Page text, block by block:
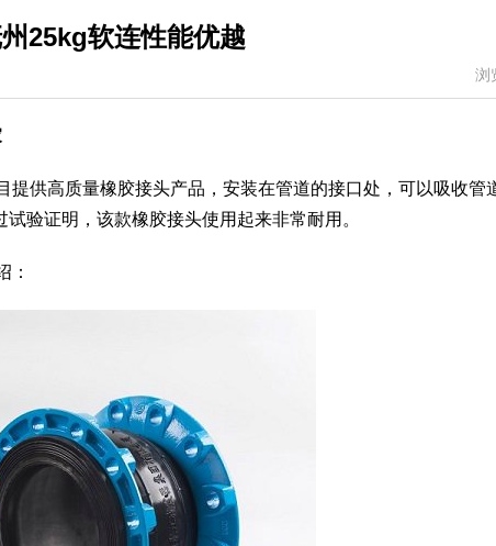
25kg软连性能优越
浏
供高质量橡胶接头产品，安装在管道的接口处，可以吸收管
验证明，该款橡胶接头使用起来非常耐用。
：